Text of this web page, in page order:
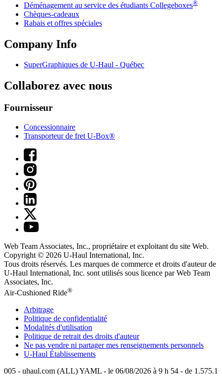
Déménagement au service des étudiants Collegeboxes®
Chèques-cadeaux
Rabais et offres spéciales
Company Info
SuperGraphiques de U-Haul - Québec
Collaborez avec nous
Fournisseur
Concessionnaire
Transporteur de fret U-Box®
Web Team Associates, Inc., propriétaire et exploitant du site Web.
Copyright © 2026 U-Haul International, Inc.
Tous droits réservés. Les marques de commerce et droits d'auteur de
U-Haul International, Inc. sont utilisés sous licence par Web Team
Associates, Inc.
Air-Cushioned Ride®
Arbitrage
Politique de confidentialité
Modalités d'utilisation
Politique de retrait des droits d'auteur
Ne pas vendre ni partager mes renseignements personnels
U-Haul Établissements
005 - uhaul.com (ALL) YAML - le 06/08/2026 à 9 h 54 - de 1.575.1